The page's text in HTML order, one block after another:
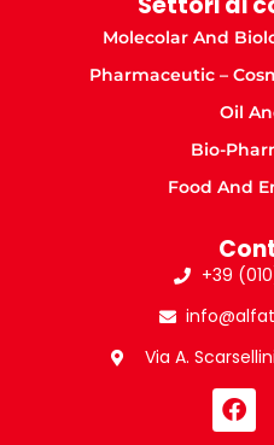
Molecolar And
Pharmaceutic –
Oil
Bio-
Food And
+39
Via A.